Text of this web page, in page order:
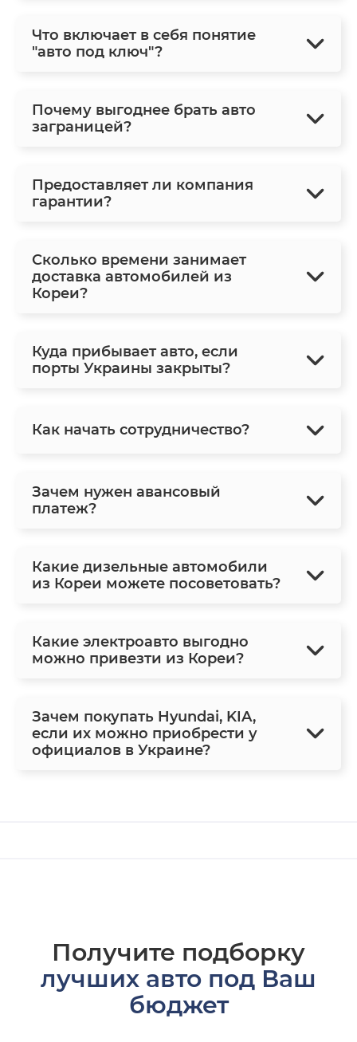
Что включает в себя понятие
"авто под ключ"?
Почему выгоднее брать авто
заграницей?
Предоставляет ли компания
гарантии?
Сколько времени занимает
доставка автомобилей из
Кореи?
Куда прибывает авто, если
порты Украины закрыты?
Как начать сотрудничество?
Зачем нужен авансовый
платеж?
Какие дизельные автомобили
из Кореи можете посоветовать?
Какие электроавто выгодно
можно привезти из Кореи?
Зачем покупать Hyundai, KIA,
если их можно приобрести у
официалов в Украине?
Получите подборку
лучших авто под Ваш
бюджет